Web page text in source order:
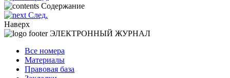
Содержание
След.
Наверх
ЭЛЕКТРОННЫЙ ЖУРНАЛ
Все номера
Материалы
Правовая база